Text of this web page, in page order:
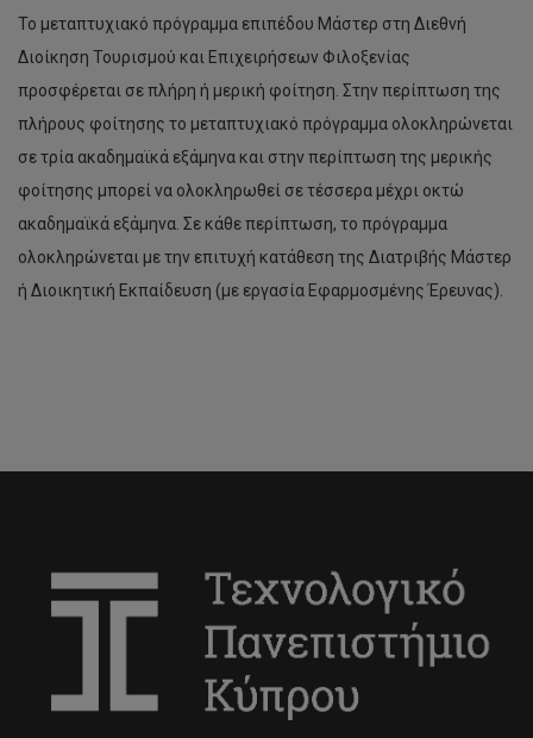
Το μεταπτυχιακό πρόγραμμα επιπέδου Μάστερ στη Διεθνή
Διοίκηση Τουρισμού και Επιχειρήσεων Φιλοξενίας
προσφέρεται σε πλήρη ή μερική φοίτηση. Στην περίπτωση της
πλήρους φοίτησης το μεταπτυχιακό πρόγραμμα ολοκληρώνεται
σε τρία ακαδημαϊκά εξάμηνα και στην περίπτωση της μερικής
φοίτησης μπορεί να ολοκληρωθεί σε τέσσερα μέχρι οκτώ
ακαδημαϊκά εξάμηνα. Σε κάθε περίπτωση, το πρόγραμμα
ολοκληρώνεται με την επιτυχή κατάθεση της Διατριβής Μάστερ
ή Διοικητική Εκπαίδευση (με εργασία Εφαρμοσμένης Έρευνας).